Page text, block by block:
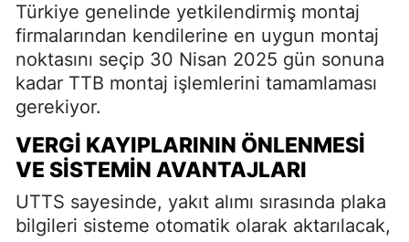
Türkiye genelinde yetkilendirmiş montaj
firmalarından kendilerine en uygun montaj
noktasını seçip 30 Nisan 2025 gün sonuna
kadar TTB montaj işlemlerini tamamlaması
gerekiyor.
VERGI KAYIPLARININ ÖNLENMESI
VE SISTEMIN AVANTAJLARI
UTTS sayesinde, yakıt alımı sırasında plaka
bilgileri sisteme otomatik olarak aktarılacak,